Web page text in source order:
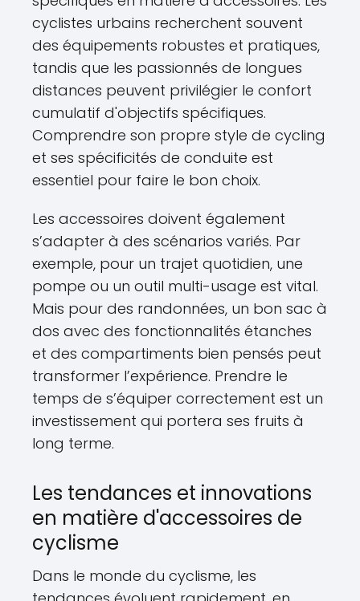
cyclistes urbains recherchent souvent
des équipements robustes et pratiques,
tandis que les passionnés de longues
distances peuvent privilégier le confort
cumulatif d'objectifs spécifiques.
Comprendre son propre style de cycling
et ses spécificités de conduite est
essentiel pour faire le bon choix.
Les accessoires doivent également
s’adapter à des scénarios variés. Par
exemple, pour un trajet quotidien, une
pompe ou un outil multi-usage est vital.
Mais pour des randonnées, un bon sac à
dos avec des fonctionnalités étanches
et des compartiments bien pensés peut
transformer l’expérience. Prendre le
temps de s’équiper correctement est un
investissement qui portera ses fruits à
long terme.
Les tendances et innovations
en matière d'accessoires de
cyclisme
Dans le monde du cyclisme, les